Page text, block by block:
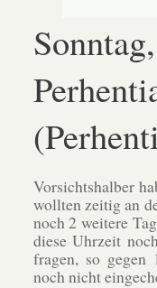
Vorsichtshalber
wollten zeitig an
noch 2 weitere
diese Uhrzeit
fragen, so gegen
noch nicht